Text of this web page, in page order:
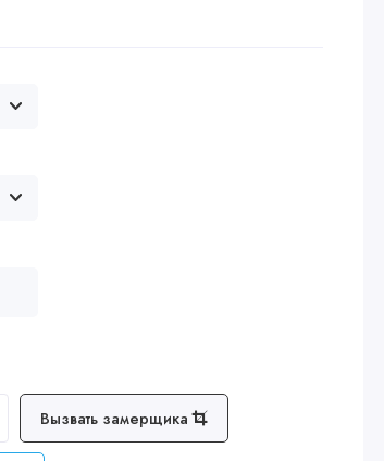
Вызвать замерщика